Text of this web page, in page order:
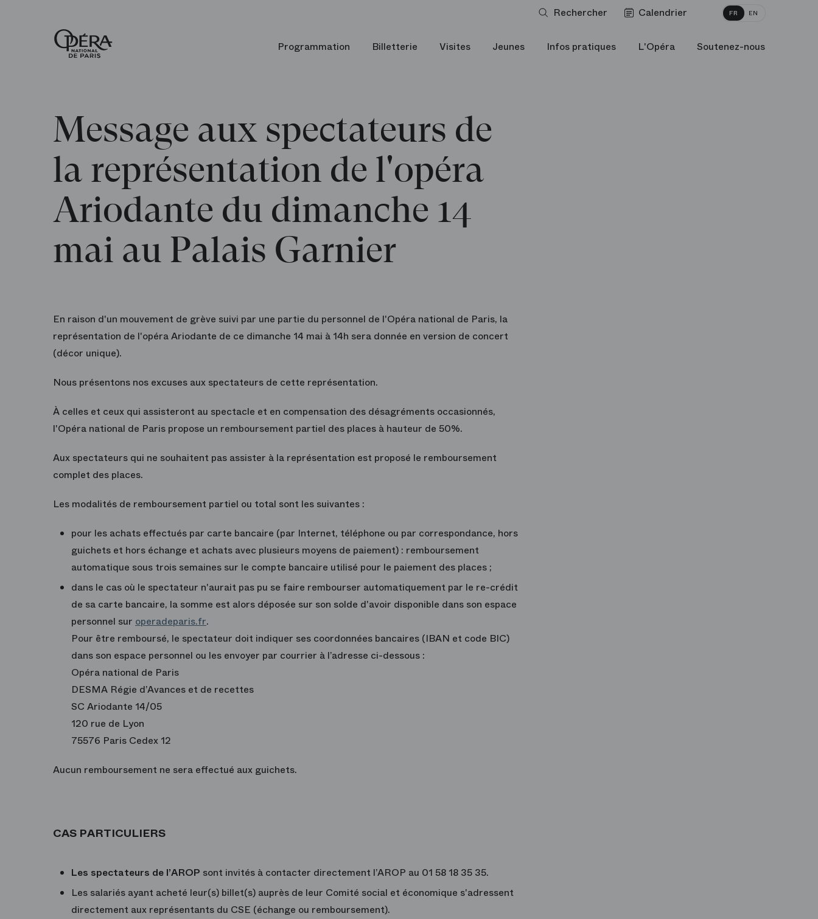
Rechercher Calendrier FR EN
Accueil
-
Opéra
national
Programmation Billetterie Visites Jeunes Infos pratiques L'Opéra Soutenez-nous
Message aux spectateurs de
la représentation de l'opéra
Ariodante du dimanche 14
mai au Palais Garnier
En raison d'un mouvement de grève suivi par une partie du personnel de l'Opéra national de Paris, la
représentation de l'opéraAriodante de ce dimanche 14 mai à 14h sera donnée en version de concert
(décor unique).
Nous présentons nos excuses aux spectateurs de cette représentation.
À celles et ceux qui assisteront au spectacle et en compensation des désagréments occasionnés,
l'Opéra national de Paris propose un remboursement partiel des places à hauteur de 50%.
Aux spectateurs qui ne souhaitent pas assister à la représentation est proposé le remboursement
complet des places.
Les modalités de remboursement partiel ou total sont les suivantes :
pour les achats effectués par carte bancaire (par Internet, téléphone ou par correspondance, hors
guichets et hors échange et achats avec plusieurs moyens de paiement) : remboursement
automatique sous trois semaines sur le compte bancaire utilisé pour le paiement des places ;
dans le cas où le spectateur n'aurait pas pu se faire rembourser automatiquement par le re-crédit
de sa carte bancaire, la somme est alors déposée sur son solde d'avoir disponible dans son espace
personnel sur operadeparis.fr.
Pour être remboursé, le spectateur doit indiquer ses coordonnées bancaires (IBAN et code BIC)
dans son espace personnel ou les envoyer par courrier à l’adresse ci-dessous :
Opéra national de Paris
DESMA Régie d’Avances et de recettes
SC Ariodante 14/05
120 rue de Lyon
75576 Paris Cedex 12
Aucun remboursement ne sera effectué aux guichets.
CAS PARTICULIERS
Les spectateurs de l’AROP sont invités à contacter directement l’AROP au 01 58 18 35 35.
Les salariés ayant acheté leur(s) billet(s) auprès de leur Comité social et économique s'adressent
directement aux représentants du CSE (échange ou remboursement).